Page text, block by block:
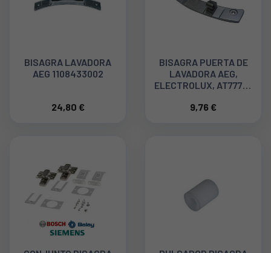
BISAGRA LAVADORA
AEG 1108433002
24,80 €
BISAGRA PUERTA DE
LAVADORA AEG,
ELECTROLUX, AT77787
9,76 €